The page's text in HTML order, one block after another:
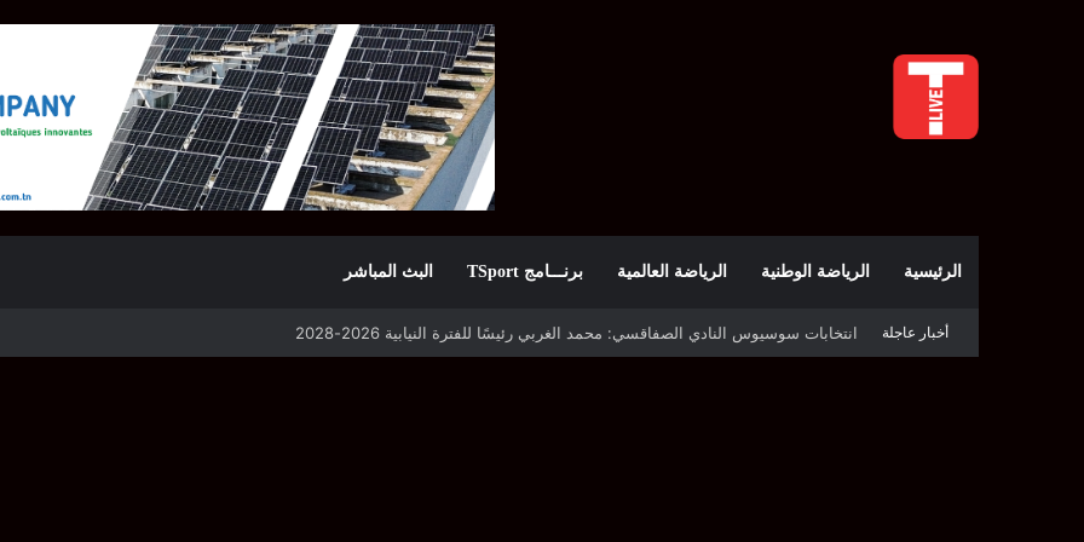
الرئيسية الرياضة الوطنية الرياضة العالمية برنـــامج TSport البث المباشر
أخبار عاجلة
قرعة دوري أبطال إفريقيا: النادي الإفريقي في حال التأهل يواجه مازمبي أو ميدياما